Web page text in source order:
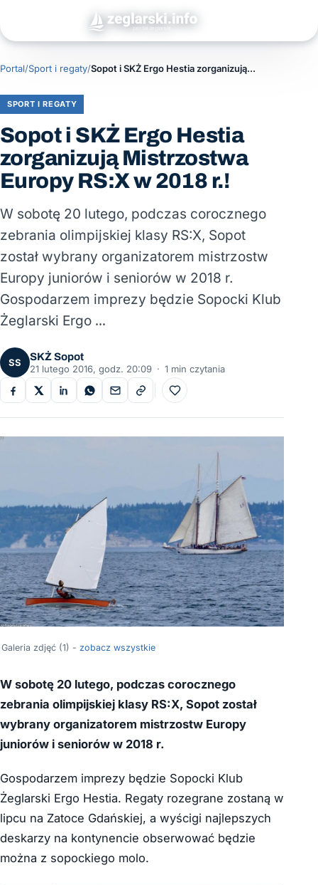
Portal/Sport i regaty/ Sopot i SKŻ Ergo Hestia zorganizują Mistrzostwa Europy RS:X w 2018 r.!
SPORT I REGATY
Sopot i SKŻ Ergo Hestia
zorganizują Mistrzostwa
Europy RS:X w 2018 r.!
W sobotę 20 lutego, podczas corocznego
zebrania olimpijskiej klasy RS:X, Sopot
został wybrany organizatorem mistrzostw
Europy juniorów i seniorów w 2018 r.
Gospodarzem imprezy będzie Sopocki Klub
Żeglarski Ergo …
SS
SKŻ Sopot
21 lutego 2016, godz. 20:09 · 1 min czytania
Do ulubionych
Galeria zdjęć (1) - zobacz wszystkie
W sobotę 20 lutego, podczas corocznego
zebrania olimpijskiej klasy RS:X, Sopot został
wybrany organizatorem mistrzostw Europy
juniorów i seniorów w 2018 r.
Gospodarzem imprezy będzie Sopocki Klub
Żeglarski Ergo Hestia. Regaty rozegrane zostaną w
lipcu na Zatoce Gdańskiej, a wyścigi najlepszych
deskarzy na kontynencie obserwować będzie
można z sopockiego molo.